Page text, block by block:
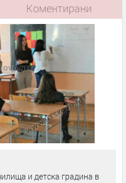
Коментирани
и детска градина в